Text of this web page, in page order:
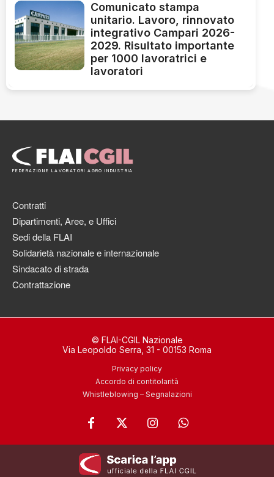
Comunicato stampa
unitario. Lavoro, rinnovato
integrativo Campari 2026-
2029. Risultato importante
per 1000 lavoratrici e
lavoratori
FEDERAZIONE LAVORATORI AGRO INDUSTRIA
Contratti
Dipartimenti, Aree, e Uffici
Sedi della FLAI
Solidarietà nazionale e internazionale
Sindacato di strada
Contrattazione
© FLAI-CGIL Nazionale
Via Leopoldo Serra, 31 - 00153 Roma
Privacy policy
Accordo di contitolarità
Whistleblowing – Segnalazioni